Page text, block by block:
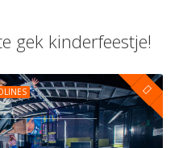
gek kinderfeestje!